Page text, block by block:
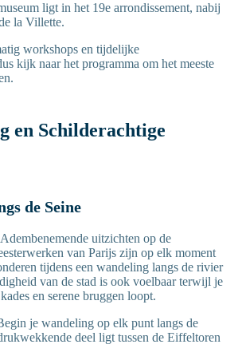
ligt in het 19e arrondissement, nabij
la Villette.
workshops en tijdelijke
kijk naar het programma om het meeste
en Schilderachtige
de Seine
Adembenemende uitzichten op de
van Parijs zijn op elk moment
tijdens een wandeling langs de rivier
van de stad is ook voelbaar terwijl je
en serene bruggen loopt.
je wandeling op elk punt langs de
deel ligt tussen de Eiffeltoren